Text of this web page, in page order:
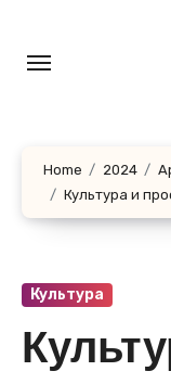
content
Home 2024
Культура и
Культура